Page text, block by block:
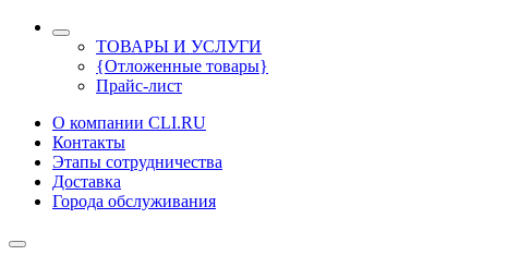
ТОВАРЫ И УСЛУГИ
{Отложенные товары}
Прайс-лист
О компании CLI.RU
Контакты
Этапы сотрудничества
Доставка
Города обслуживания